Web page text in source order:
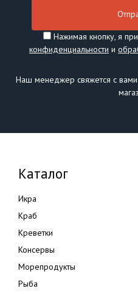
Нажимая кнопку, я
конфиденциальности и
Наш менеджер свяжется с
Каталог
Икра
Краб
Креветки
Консервы
Морепродукты
Рыба